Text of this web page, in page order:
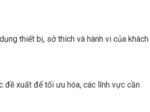
thiết bị, sở thích và hành vi của khách
đề xuất để tối ưu hóa, các lĩnh vực cần